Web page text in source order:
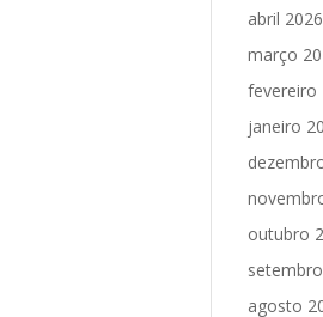
abril 2026
março
fevereiro
janeiro
outubro
agosto